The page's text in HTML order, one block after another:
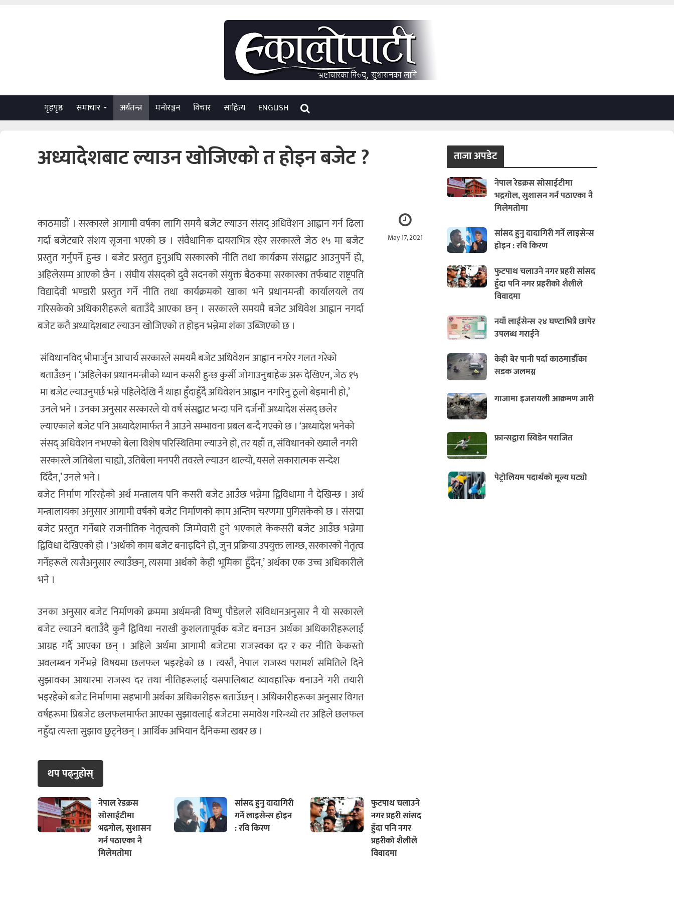
गृहपृष्ठ समाचार अर्थतन्त्र मनाेरञ्जन विचार साहित्य ENGLISH
अध्यादेशबाट ल्याउन खोजिएको त होइन बजेट ?
May 17, 2021
काठमाडाैं । सरकारले आगामी वर्षका लागि समयै बजेट ल्याउन संसद् अधिवेशन आह्वान गर्न ढिला
गर्दा बजेटबारे संशय सृजना भएको छ । संवैधानिक दायराभित्र रहेर सरकारले जेठ १५ मा बजेट
प्रस्तुत गर्नुपर्ने हुन्छ । बजेट प्रस्तुत हुनुअघि सरकारको नीति तथा कार्यक्रम संसद्बाट आउनुपर्ने हो,
अहिलेसम्म आएको छैन । संघीय संसद्को दुवै सदनको संयुक्त बैठकमा सरकारका तर्फबाट राष्ट्रपति
विद्यादेवी भण्डारी प्रस्तुत गर्ने नीति तथा कार्यक्रमको खाका भने प्रधानमन्त्री कार्यालयले तय
गरिसकेको अधिकारीहरूले बताउँदै आएका छन् । सरकारले समयमै बजेट अधिवेश आह्वान नगर्दा
बजेट कतै अध्यादेशबाट ल्याउन खोजिएको त होइन भन्नेमा शंका उब्जिएको छ ।
संविधानविद् भीमार्जुन आचार्य सरकारले समयमै बजेट अधिवेशन आह्वान नगरेर गलत गरेको
बताउँछन् । ‘अहिलेका प्रधानमन्त्रीको ध्यान कसरी हुन्छ कुर्सी जोगाउनुबाहेक अरू देखिएन, जेठ १५
मा बजेट ल्याउनुपर्छ भन्ने पहिलेदेखि नै थाहा हुँदाहुँदै अधिवेशन आह्वान नगरिनु ठूलो बेइमानी हो,’
उनले भने । उनका अनुसार सरकारले यो वर्ष संसद्बाट भन्दा पनि दर्जनौं अध्यादेश संसद् छलेर
ल्याएकाले बजेट पनि अध्यादेशमार्फत नै आउने सम्भावना प्रबल बन्दै गएको छ । ‘अध्यादेश भनेको
संसद् अधिवेशन नभएको बेला विशेष परिस्थितिमा ल्याउने हो, तर यहाँ त, संविधानको ख्यालै नगरी
सरकारले जतिबेला चाह्यो, उतिबेला मनपरी तवरले ल्याउन थाल्यो, यसले सकारात्मक सन्देश
दिँदैन,’ उनले भने ।
बजेट निर्माण गरिरहेको अर्थ मन्त्रालय पनि कसरी बजेट आउँछ भन्नेमा द्विविधामा नै देखिन्छ । अर्थ
मन्त्रालायका अनुसार आगामी वर्षको बजेट निर्माणको काम अन्तिम चरणमा पुगिसकेको छ । संसद्मा
बजेट प्रस्तुत गर्नेबारे राजनीतिक नेतृत्वको जिम्मेवारी हुने भएकाले केकसरी बजेट आउँछ भन्नेमा
द्विविधा देखिएको हो । ‘अर्थको काम बजेट बनाइदिने हो, जुन प्रक्रिया उपयुक्त लाग्छ, सरकारको नेतृत्व
गर्नेहरूले त्यसैअनुसार ल्याउँछन्, त्यसमा अर्थको केही भूमिका हुँदैन,’ अर्थका एक उच्च अधिकारीले
भने ।
उनका अनुसार बजेट निर्माणको क्रममा अर्थमन्त्री विष्णु पौडेलले संविधानअनुसार नै यो सरकारले
बजेट ल्याउने बताउँदै कुनै द्विविधा नराखी कुशलतापूर्वक बजेट बनाउन अर्थका अधिकारीहरूलाई
आग्रह गर्दै आएका छन् । अहिले अर्थमा आगामी बजेटमा राजस्वका दर र कर नीति केकस्तो
अवलम्बन गर्नेभन्ने विषयमा छलफल भइरहेको छ । त्यस्तै, नेपाल राजस्व परामर्श समितिले दिने
सुझावका आधारमा राजस्व दर तथा नीतिहरूलाई यसपालिबाट व्यावहारिक बनाउने गरी तयारी
भइरहेको बजेट निर्माणमा सहभागी अर्थका अधिकारीहरू बताउँछन् । अधिकारीहरूका अनुसार विगत
वर्षहरूमा प्रिबजेट छलफलमार्फत आएका सुझावलाई बजेटमा समावेश गरिन्थ्यो तर अहिले छलफल
नहुँदा त्यस्ता सुझाव छुट्नेछन् । आर्थिक अभियान दैनिकमा खबर छ ।
थप पढ्नुहाेस्
नेपाल रेडक्रस
सोसाईटीमा
भद्रगोल, सुशासन
गर्न पठाएका नै
मिलेमतोमा
सांसद हुनु दादागिरी
गर्ने लाइसेन्स होइन
: रवि किरण
फुटपाथ चलाउने
नगर प्रहरी सांसद
हुँदा पनि नगर
प्रहरीको शैलीले
विवादमा
ताजा अपडेट
नेपाल रेडक्रस सोसाईटीमा
भद्रगोल, सुशासन गर्न पठाएका नै
मिलेमतोमा
सांसद हुनु दादागिरी गर्ने लाइसेन्स
होइन : रवि किरण
फुटपाथ चलाउने नगर प्रहरी सांसद
हुँदा पनि नगर प्रहरीको शैलीले
विवादमा
नयाँ लाईसेन्स २४ घण्टाभित्रै छापेर
उपलब्ध गराईने
केही बेर पानी पर्दा काठमाडौँका
सडक जलमग्न
गाजामा इजरायली आक्रमण जारी
फ्रान्सद्वारा स्विडेन पराजित
पेट्रोलियम पदार्थको मूल्य घट्यो